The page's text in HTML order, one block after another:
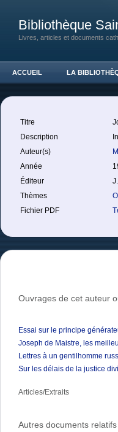
Bibliothèque
Livres, articles et documents
ACCUEIL LA
Titre
Description
Auteur(s)
Année
Éditeur
Thèmes
Fichier PDF
Ouvrages de cet auteur
Essai sur le principe
Joseph de Maistre, les
Lettres à un gentilhomme
Sur les délais de la justice
Articles/Extraits
Autres documents